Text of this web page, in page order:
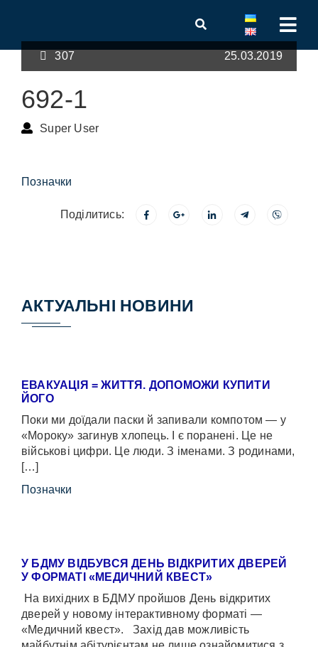
307 25.03.2019
692-1
Super User
Позначки
Поділитись:
АКТУАЛЬНІ НОВИНИ
ЕВАКУАЦІЯ = ЖИТТЯ. ДОПОМОЖИ КУПИТИ
ЙОГО
Поки ми доїдали паски й запивали компотом — у
«Мороку» загинув хлопець. І є поранені. Це не
військові цифри. Це люди. З іменами. З родинами,
[…]
Позначки
У БДМУ ВІДБУВСЯ ДЕНЬ ВІДКРИТИХ ДВЕРЕЙ
У ФОРМАТІ «МЕДИЧНИЙ КВЕСТ»
На вихідних в БДМУ пройшов День відкритих
дверей у новому інтерактивному форматі —
«Медичний квест». Захід дав можливість